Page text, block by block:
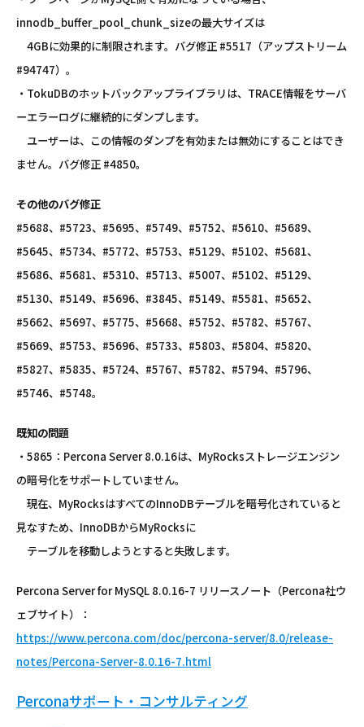
innodb_buffer_pool_chunk_sizeの最大サイズは
4GBに効果的に制限されます。バグ修正 #5517（アップストリーム
#94747）。
・TokuDBのホットバックアップライブラリは、TRACE情報をサーバ
ーエラーログに継続的にダンプします。
ユーザーは、この情報のダンプを有効または無効にすることはでき
ません。バグ修正 #4850。
その他のバグ修正
#5688、#5723、#5695、#5749、#5752、#5610、#5689、
#5645、#5734、#5772、#5753、#5129、#5102、#5681、
#5686、#5681、#5310、#5713、#5007、#5102、#5129、
#5130、#5149、#5696、#3845、#5149、#5581、#5652、
#5662、#5697、#5775、#5668、#5752、#5782、#5767、
#5669、#5753、#5696、#5733、#5803、#5804、#5820、
#5827、#5835、#5724、#5767、#5782、#5794、#5796、
#5746、#5748。
既知の問題
・5865：Percona Server 8.0.16は、MyRocksストレージエンジン
の暗号化をサポートしていません。
現在、MyRocksはすべてのInnoDBテーブルを暗号化されていると
見なすため、InnoDBからMyRocksに
テーブルを移動しようとすると失敗します。
Percona Server for MySQL 8.0.16-7 リリースノート（Percona社ウ
ェブサイト）：
https://www.percona.com/doc/percona-server/8.0/release-
notes/Percona-Server-8.0.16-7.html
Perconaサポート・コンサルティング